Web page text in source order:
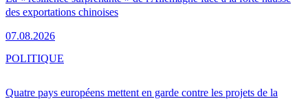
des exportations chinoises
07.08.2026
Quatre pays européens mettent en garde contre les projets de la
POLITIQUE